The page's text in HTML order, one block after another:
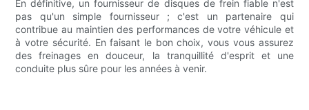
En définitive, un fournisseur de disques de frein fiable n'est
pas qu'un simple fournisseur ; c'est un partenaire qui
contribue au maintien des performances de votre véhicule et
à votre sécurité. En faisant le bon choix, vous vous assurez
des freinages en douceur, la tranquillité d'esprit et une
conduite plus sûre pour les années à venir.